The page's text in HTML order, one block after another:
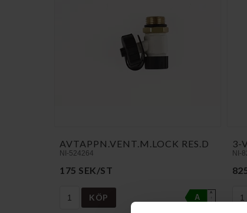
AVTAPPN.VENT.M.LOCK RES.D
NI-524264
175 SEK/ST
KÖP A
A
↑
G
3-
NI-